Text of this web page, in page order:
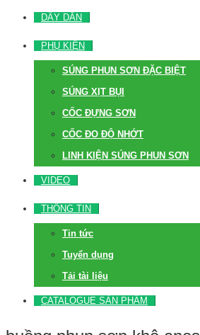
DÂY DẪN
PHỤ KIỆN
SÚNG PHUN SƠN ĐẶC BIỆT
SÚNG XỊT BỤI
CỐC ĐỰNG SƠN
CỐC ĐO ĐỘ NHỚT
LINH KIỆN SÚNG PHUN SƠN
VIDEO
THÔNG TIN
Tin tức
Tuyển dụng
Tải tài liệu
CATALOGUE SẢN PHẨM